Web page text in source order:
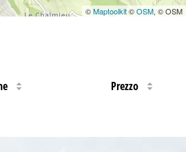
©Maptoolkit©OSM, © OSM
Prezzo